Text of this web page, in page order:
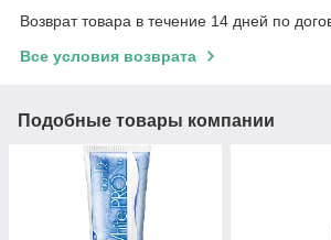
Возврат товара в течение 14 дней по
Все условия возврата
Подобные товары компании